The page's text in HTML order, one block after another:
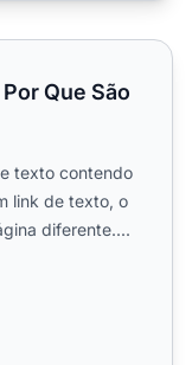
Importantes
Que São
texto contendo
link de texto, o
diferente....